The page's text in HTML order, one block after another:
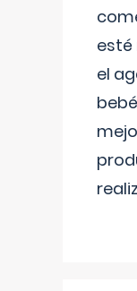
esté
el
realiz